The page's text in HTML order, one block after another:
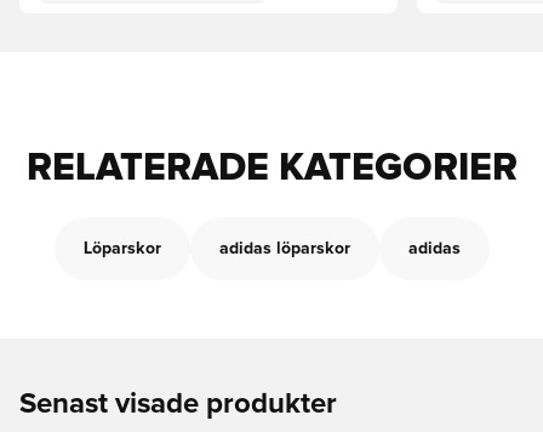
RELATERADE KATEGORIER
Löparskor adidas löparskor adidas
Senast visade produkter